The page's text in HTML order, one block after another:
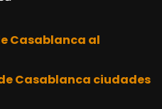
Casablanca al
Casablanca ciudades